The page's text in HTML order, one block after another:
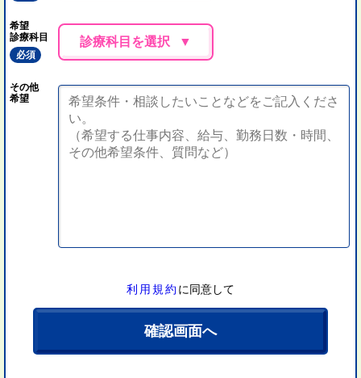
希望
診療科目
必須
診療科目を選択
その他
希望
利用規約 に同意して
確認画面へ